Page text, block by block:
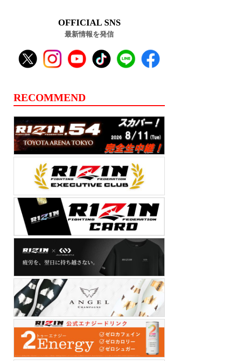
OFFICIAL SNS
最新情報を発信
RECOMMEND